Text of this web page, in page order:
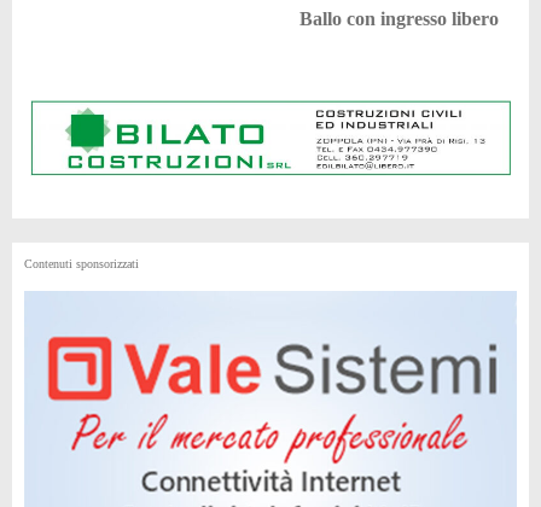
Ballo con ingresso libero
Contenuti sponsorizzati